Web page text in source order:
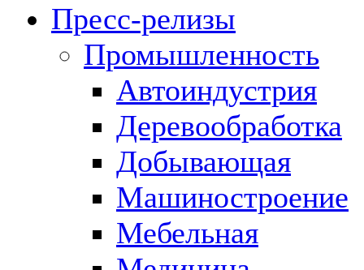
Пресс-релизы
Промышленность
Автоиндустрия
Деревообработка
Добывающая
Машиностроение
Мебельная